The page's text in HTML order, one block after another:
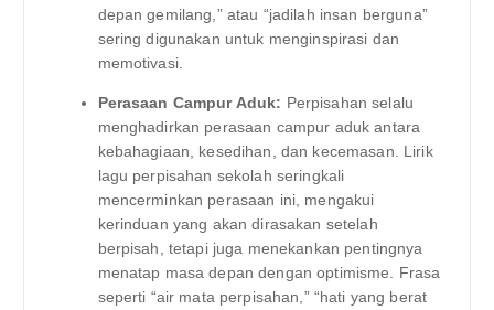
depan gemilang,” atau “jadilah insan berguna”
sering digunakan untuk menginspirasi dan
memotivasi.
Perasaan Campur Aduk: Perpisahan selalu
menghadirkan perasaan campur aduk antara
kebahagiaan, kesedihan, dan kecemasan. Lirik
lagu perpisahan sekolah seringkali
mencerminkan perasaan ini, mengakui
kerinduan yang akan dirasakan setelah
berpisah, tetapi juga menekankan pentingnya
menatap masa depan dengan optimisme. Frasa
seperti “air mata perpisahan,” “hati yang berat